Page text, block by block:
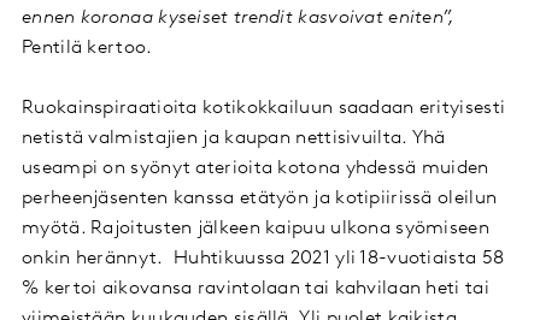
ennen koronaa kyseiset trendit kasvoivat eniten”,
Pentilä kertoo.
Ruokainspiraatioita kotikokkailuun saadaan erityisesti
netistä valmistajien ja kaupan nettisivuilta. Yhä
useampi on syönyt aterioita kotona yhdessä muiden
perheenjäsenten kanssa etätyön ja kotipiirissä oleilun
myötä. Rajoitusten jälkeen kaipuu ulkona syömiseen
onkin herännyt. Huhtikuussa 2021 yli 18-vuotiaista 58
% kertoi aikovansa ravintolaan tai kahvilaan heti tai